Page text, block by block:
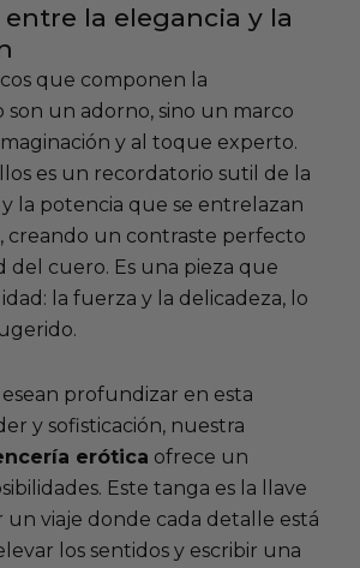
la elegancia y la
que componen la
un adorno, sino un marco
y al toque experto.
es un recordatorio sutil de la
la potencia que se entrelazan
creando un contraste perfecto
del cuero. Es una pieza que
la fuerza y la delicadeza, lo
profundizar en esta
y sofisticación, nuestra
erótica ofrece un
Este tanga es la llave
un viaje donde cada detalle está
los sentidos y escribir una